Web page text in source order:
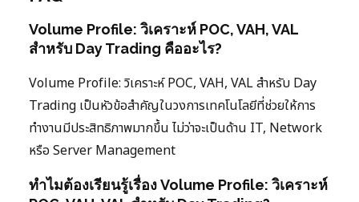
Volume Profile: วิเคราะห์ POC, VAH, VAL
สำหรับ Day Trading คืออะไร?
Volume Profile: วิเคราะห์ POC, VAH, VAL สำหรับ Day
Trading เป็นหัวข้อสำคัญในวงการเทคโนโลยีที่ช่วยให้การ
ทำงานมีประสิทธิภาพมากขึ้น ไม่ว่าจะเป็นด้าน IT, Network
หรือ Server Management
ทำไมต้องเรียนรู้เรื่อง Volume Profile: วิเคราะห์